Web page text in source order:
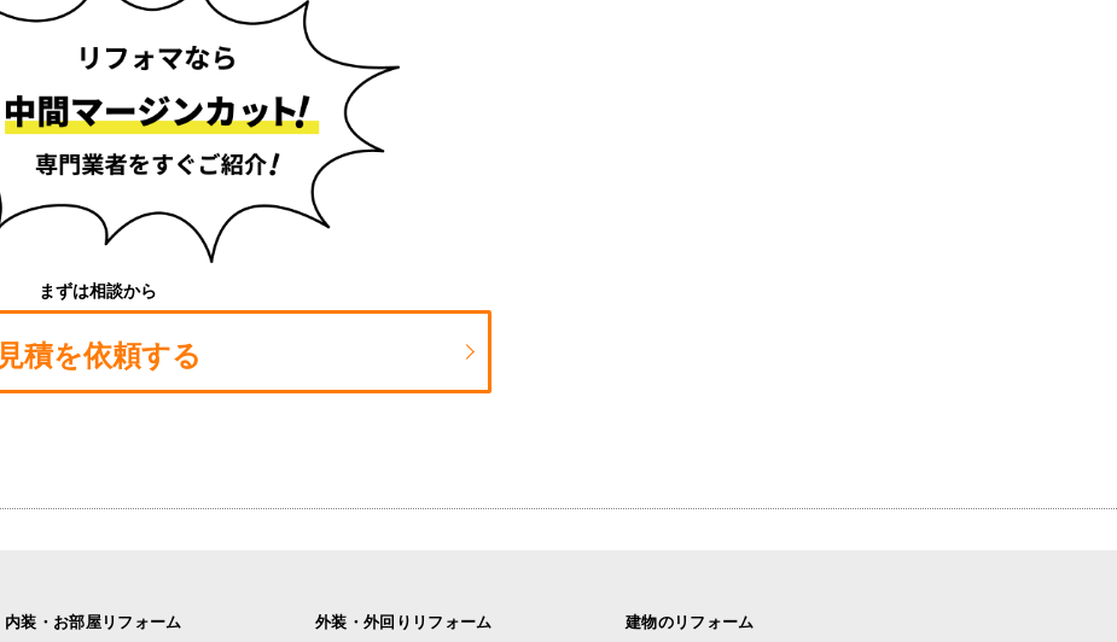
まずは相談から
見積を依頼する
内装・お部屋リフォーム 外装・外回りリフォーム 建物のリフォーム